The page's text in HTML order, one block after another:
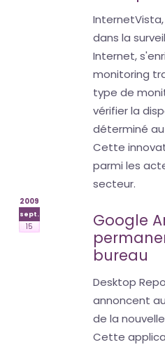
dans la
Internet,
monitoring
type de
vérifier la
déterminé
Cette
parmi les
secteur.
2009
sept.
15
Google
bureau
Desktop
annoncent
de la
Cette